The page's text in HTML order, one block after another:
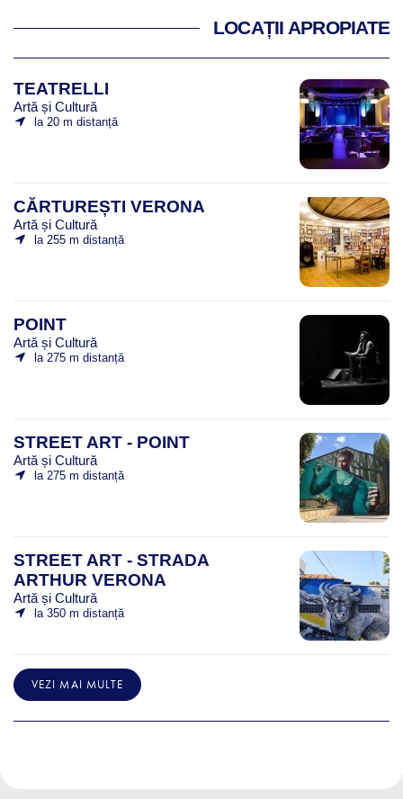
LOCAȚII APROPIATE
TEATRELLI
Artă și Cultură
la 20 m distanță
CĂRTUREȘTI VERONA
Artă și Cultură
la 255 m distanță
POINT
Artă și Cultură
la 275 m distanță
STREET ART - POINT
Artă și Cultură
la 275 m distanță
STREET ART - STRADA
ARTHUR VERONA
Artă și Cultură
la 350 m distanță
VEZI MAI MULTE